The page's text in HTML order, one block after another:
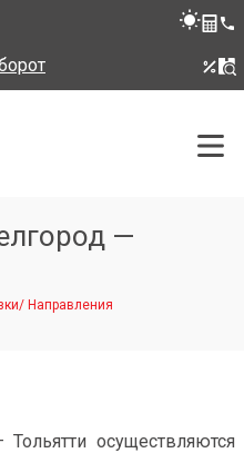
—
/ Направления
осуществляются